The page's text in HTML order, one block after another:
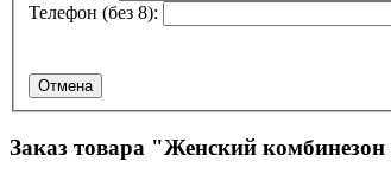
Телефон (без 8):
Отмена
Заказ товара "Женский комбинезон